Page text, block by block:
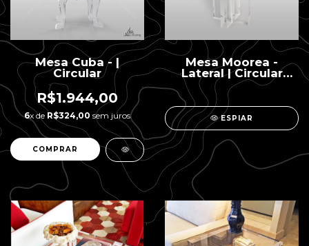
Mesa Cuba - |
Circular
R$1.944,00
6x de R$324,00 sem juros
Mesa Moorea -
Lateral | Circular
40mm
ESPIAR